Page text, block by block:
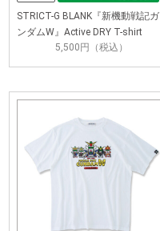
STRICT-G BLANK『新機動戦記ガ
ンダムW』Active DRY T-shirt
5,500円（税込）